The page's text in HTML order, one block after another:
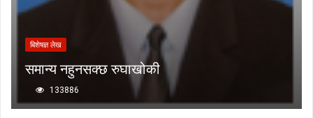
बिशेषज्ञ लेख
समान्य नहुनसक्छ रुघाखोकी
133886